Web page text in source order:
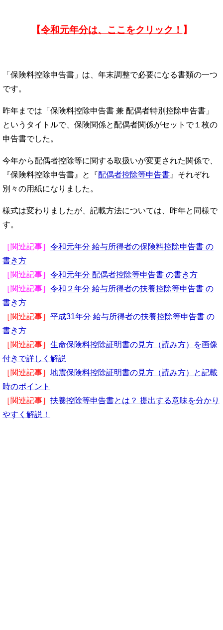
【令和元年分は、ここをクリック！ 】
「保険料控除申告書」は、年末調整で必要になる書類の一つ
です。
昨年までは「保険料控除申告書 兼 配偶者特別控除申告書」
というタイトルで、保険関係と配偶者関係がセットで１枚の
申告書でした。
今年から配偶者控除等に関する取扱いが変更された関係で、
『保険料控除申告書』と『配偶者控除等申告書 』それぞれ
別々の用紙になりました。
様式は変わりましたが、記載方法については、昨年と同様で
す。
［関連記事］ 令和元年分 給与所得者の保険料控除申告書 の
書き方
［関連記事］ 令和元年分 配偶者控除等申告書 の書き方
［関連記事］ 令和２年分 給与所得者の扶養控除等申告書 の
書き方
［関連記事］ 平成31年分 給与所得者の扶養控除等申告書 の
書き方
［関連記事］ 生命保険料控除証明書の見方（読み方）を画像
付きで詳しく解説
［関連記事］ 地震保険料控除証明書の見方（読み方）と記載
時のポイント
［関連記事］ 扶養控除等申告書とは？ 提出する意味を分かり
やすく解説！